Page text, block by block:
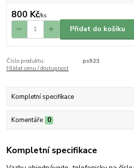
800 Kč/ks
Přidat do košíku
Číslo produktu:
ps923
Hlídat cenu / dostupnost
Kompletní specifikace
Komentáře 0
Kompletní specifikace